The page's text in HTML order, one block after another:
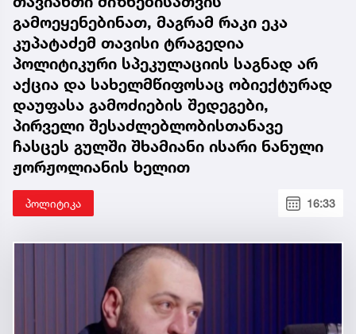
გამოეყენებინათ, მაგრამ რაკი ეკა
კუპატაძემ თავისი ტრაგედია
პოლიტიკური სპეკულაციის საგნად არ
აქცია და სახელმწიფოსაც ობიექტურად
დაუფასა გამოძიების შედეგები,
პირველი შესაძლებლობისთანავე
ჩასცეს გულში შხამიანი ისარი ნანული
ჟორჟოლიანის ხელით
პოლიტიკა 16:33